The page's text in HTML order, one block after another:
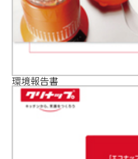
環境報告書